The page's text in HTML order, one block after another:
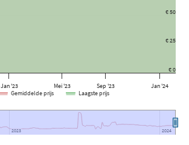
Jan '23 Mei '23 Sep '23 Jan '24
2023
2023 2024
2024
€ 0
€ 25
€ 50
Gemiddelde prijs Laagste prijs